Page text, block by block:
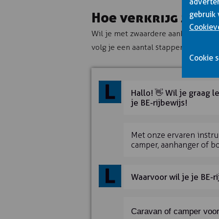
Hoe verkrijg je
Wil je met zwaardere aanhangers
volg je een aantal stappen.
Leer
Hallo! 👋 Wil je graag
je BE-rijbewijs!
Met onze ervaren
camper, aanhanger of
Waarvoor wil je je BE-
Caravan of camper
Nee, ik ben complete
Zo snel mogelijk
Snel mijn rijbewijs halen
Naam
E-mailadres
gebruik
Cookie